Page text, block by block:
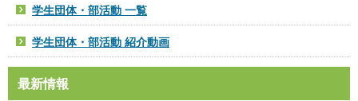
学生団体・部活動 一覧
学生団体・部活動 紹介動画
最新情報